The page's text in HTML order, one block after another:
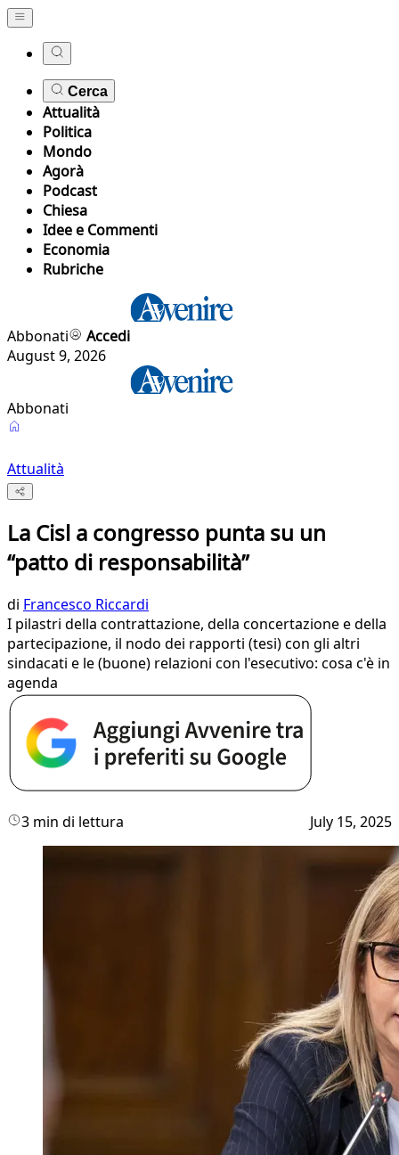
Cerca
Attualità
Politica
Mondo
Agorà
Podcast
Chiesa
Idee e Commenti
Economia
Rubriche
Abbonati
Accedi
August 9, 2026
Abbonati
Attualità
La Cisl a congresso punta su un
“patto di responsabilità”
di Francesco Riccardi
I pilastri della contrattazione, della concertazione e della
partecipazione, il nodo dei rapporti (tesi) con gli altri
sindacati e le (buone) relazioni con l'esecutivo: cosa c'è in
agenda
3 min di lettura July 15, 2025